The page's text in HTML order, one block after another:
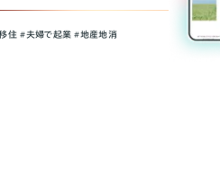
住 #夫婦で起業 #地産地消